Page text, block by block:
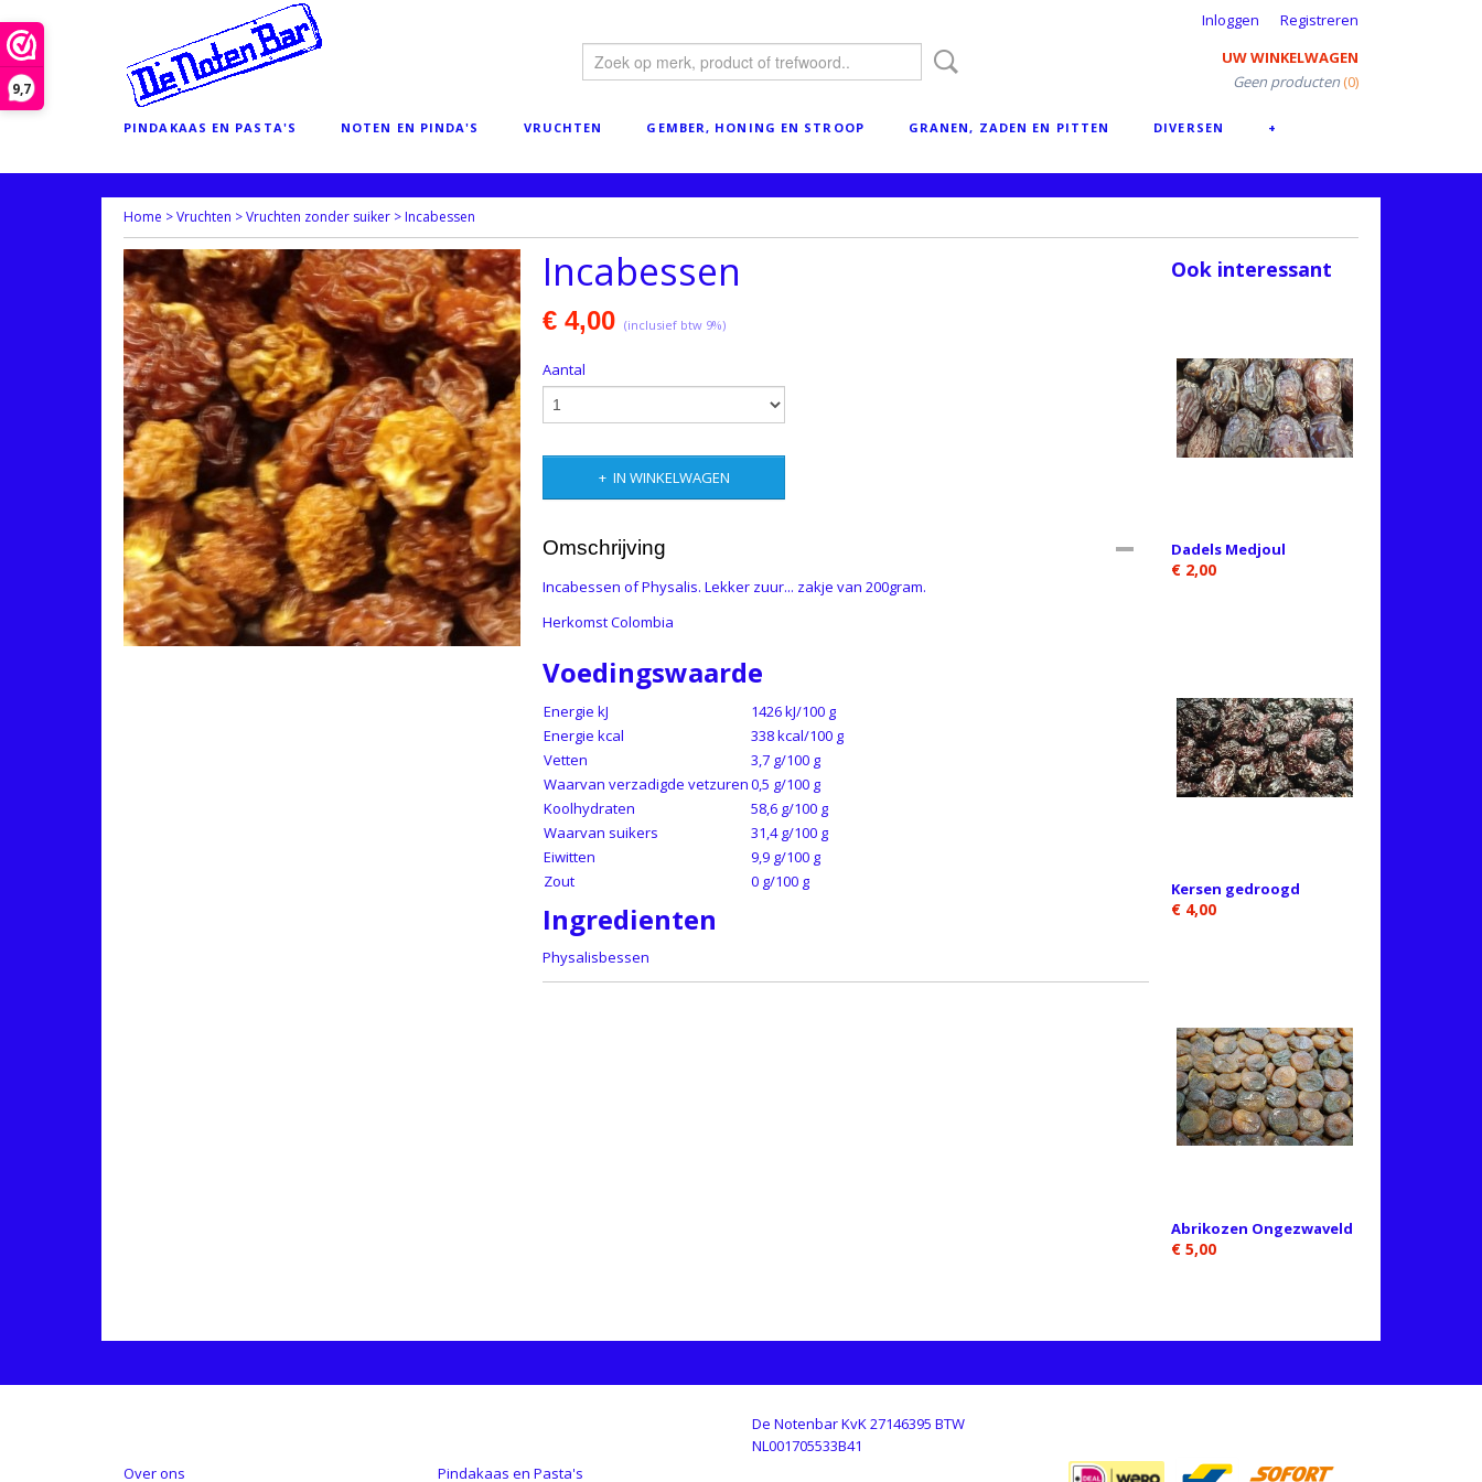
9,7
Inloggen
Registreren
UW WINKELWAGEN
Geen producten (0)
PINDAKAAS EN PASTA'S NOTEN EN PINDA'S VRUCHTEN GEMBER, HONING EN STROOP GRANEN, ZADEN EN PITTEN DIVERSEN +
Home >Vruchten >Vruchten zonder suiker >Incabessen
Incabessen
€ 4,00 (inclusief btw 9%)
Aantal
IN WINKELWAGEN
Omschrijving
Incabessen of Physalis. Lekker zuur... zakje van 200gram.
Herkomst Colombia
Voedingswaarde
Energie kJ
1426 kJ/100 g
Energie kcal
338 kcal/100 g
Vetten
3,7 g/100 g
Waarvan verzadigde vetzuren0,5 g/100 g
Koolhydraten
58,6 g/100 g
Waarvan suikers
31,4 g/100 g
Eiwitten
9,9 g/100 g
Zout
0 g/100 g
Ingredienten
Physalisbessen
Ook interessant
Dadels Medjoul
€ 2,00
Kersen gedroogd
€ 4,00
Abrikozen Ongezwaveld
€ 5,00
Over ons Pindakaas en Pasta's
De Notenbar KvK 27146395 BTW
NL001705533B41